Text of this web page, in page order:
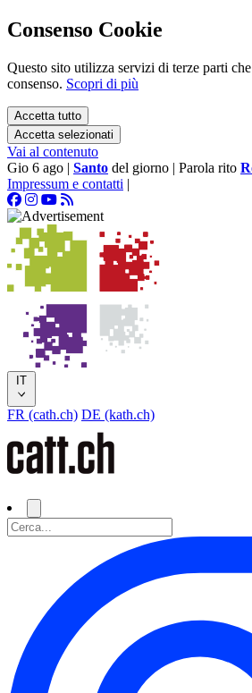
Consenso Cookie
Questo sito utilizza servizi di terze parti
consenso. Scopri di più
Accetta tutto
Accetta selezionati
Vai al contenuto
Gio 6 ago | Santo del giorno | Parola rito
Impressum e contatti |
IT
FR (cath.ch) DE (kath.ch)